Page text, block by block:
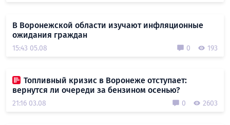
В Воронежской области изучают инфляционные
ожидания граждан
15:43 05.08 0 193
Топливный кризис в Воронеже отступает:
вернутся ли очереди за бензином осенью?
21:16 03.08 0 2603